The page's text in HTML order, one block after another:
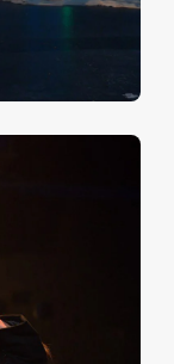
Моссовета,
к
Лорки,
и свое
что
спектакль